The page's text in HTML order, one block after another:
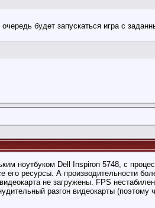
будет запускаться игра с
ноутбуком Dell Inspiron 5748, с
его ресурсы. А производительности
не загружены. FPS
разгон видеокарты (поэтому